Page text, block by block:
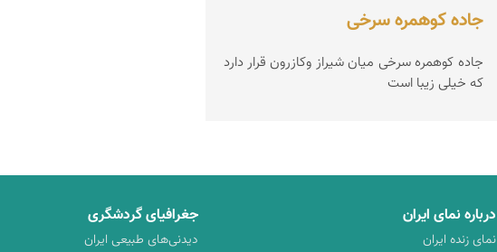
جاده كوهمره سرخی
جاده كوهمره سرخی میان شیراز وكازرون قرار دارد
كه خیلی زیبا است
درباره نمای ایران
نمای زنده ایران
جغرافیای گردشگری
دیدنی‌های طبیعی ایران